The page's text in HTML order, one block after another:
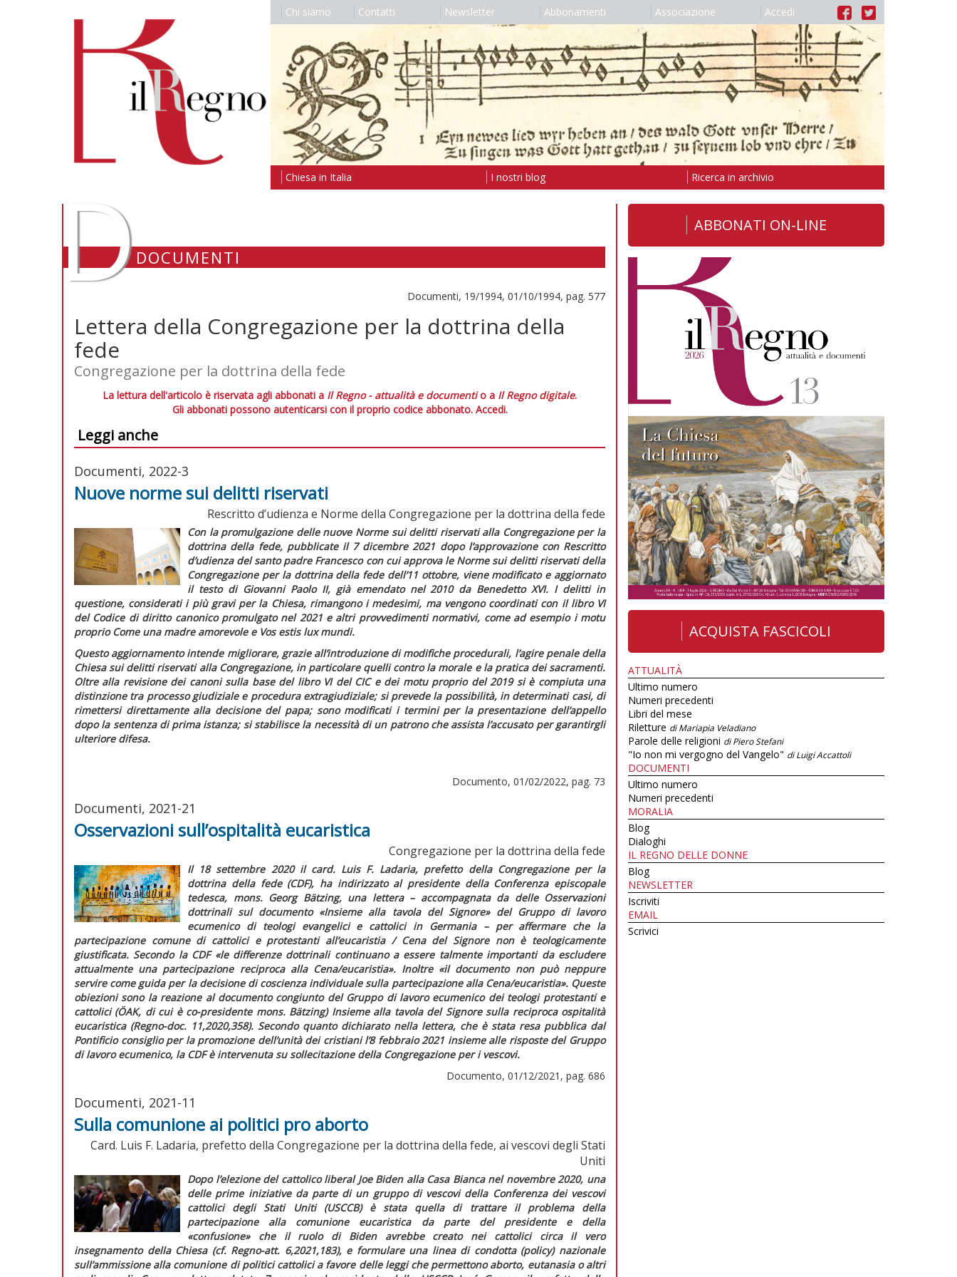
Chi siamo Contatti Newsletter Abbonamenti Associazione Accedi
Chiesa in Italia I nostri blog Ricerca in archivio
DDOCUMENTI
Documenti, 19/1994, 01/10/1994, pag. 577
Lettera della Congregazione per la dottrina della
fede
Congregazione per la dottrina della fede
La lettura dell'articolo è riservata agli abbonati a Il Regno - attualità e documentio a Il Regno digitale.
Gli abbonati possono autenticarsi con il proprio codice abbonato. Accedi.
Leggi anche
Documenti, 2022-3
Nuove norme sui delitti riservati
Rescritto d’udienza e Norme della Congregazione per la dottrina della fede
Con la promulgazione delle nuove Norme sui delitti riservati alla Congregazione per la
dottrina della fede, pubblicate il 7 dicembre 2021 dopo l’approvazione con Rescritto
d’udienza del santo padre Francesco con cui approva le Norme sui delitti riservati della
Congregazione per la dottrina della fede dell’11 ottobre, viene modificato e aggiornato
il testo di Giovanni Paolo II, già emendato nel 2010 da Benedetto XVI. I delitti in
questione, considerati i più gravi per la Chiesa, rimangono i medesimi, ma vengono coordinati con il libro VI
del Codice di diritto canonicopromulgato nel 2021 e altri provvedimenti normativi, come ad esempio i motu
proprioCome una madre amorevolee Vos estis lux mundi.
Questo aggiornamento intende migliorare, grazie all’introduzione di modifiche procedurali, l’agire penale della
Chiesa sui delitti riservati alla Congregazione, in particolare quelli contro la morale e la pratica dei sacramenti.
Oltre alla revisione dei canoni sulla base del libro VI del CIC e dei motu proprio del 2019 si è compiuta una
distinzione tra processo giudiziale e procedura extragiudiziale; si prevede la possibilità, in determinati casi, di
rimettersi direttamente alla decisione del papa; sono modificati i termini per la presentazione dell’appello
dopo la sentenza di prima istanza; si stabilisce la necessità di un patrono che assista l’accusato per garantirgli
ulteriore difesa.
Documento, 01/02/2022, pag. 73
Documenti, 2021-21
Osservazioni sull’ospitalità eucaristica
Congregazione per la dottrina della fede
Il 18 settembre 2020 il card. Luis F. Ladaria, prefetto della Congregazione per la
dottrina della fede (CDF), ha indirizzato al presidente della Conferenza episcopale
tedesca, mons. Georg Bätzing, una lettera – accompagnata da delle Osservazioni
dottrinali sul documento «Insieme alla tavola del Signore» del Gruppo di lavoro
ecumenico di teologi evangelici e cattolici in Germania – per affermare che la
partecipazione comune di cattolici e protestanti all’eucaristia / Cena del Signore non è teologicamente
giustificata. Secondo la CDF «le differenze dottrinali continuano a essere talmente importanti da escludere
attualmente una partecipazione reciproca alla Cena/eucaristia». Inoltre «il documento non può neppure
servire come guida per la decisione di coscienza individuale sulla partecipazione alla Cena/eucaristia». Queste
obiezioni sono la reazione al documento congiunto del Gruppo di lavoro ecumenico dei teologi protestanti e
cattolici (ÖAK, di cui è co-presidente mons. Bätzing) Insieme alla tavola del Signore sulla reciproca ospitalità
eucaristica (Regno-doc. 11,2020,358). Secondo quanto dichiarato nella lettera, che è stata resa pubblica dal
Pontificio consiglio per la promozione dell’unità dei cristiani l’8 febbraio 2021 insieme alle risposte del Gruppo
di lavoro ecumenico, la CDF è intervenuta su sollecitazione della Congregazione per i vescovi.
Documento, 01/12/2021, pag. 686
Documenti, 2021-11
Sulla comunione ai politici pro aborto
Card. Luis F. Ladaria, prefetto della Congregazione per la dottrina della fede, ai vescovi degli Stati
Uniti
Dopo l’elezione del cattolicoliberal Joe Biden alla Casa Bianca nel novembre 2020, una
delle prime iniziative da parte di un gruppo di vescovi della Conferenza dei vescovi
cattolici degli Stati Uniti (USCCB) è stata quella di trattare il problema della
partecipazione alla comunione eucaristica da parte del presidente e della
«confusione» che il ruolo di Biden avrebbe creato nei cattolici circa il vero
insegnamento della Chiesa (cf. Regno-att. 6,2021,183), e formulare una linea di condotta (policy) nazionale
sull’ammissione alla comunione di politici cattolici a favore delle leggi che permettono aborto, eutanasia o altri
ABBONATI ON-LINE
ACQUISTA FASCICOLI
ATTUALITÀ
Ultimo numero
Numeri precedenti
Libri del mese
Riletture di Mariapia Veladiano
Parole delle religioni di Piero Stefani
"Io non mi vergogno del Vangelo" di Luigi Accattoli
DOCUMENTI
Ultimo numero
Numeri precedenti
MORALIA
Blog
Dialoghi
IL REGNO DELLE DONNE
Blog
NEWSLETTER
Iscriviti
EMAIL
Scrivici